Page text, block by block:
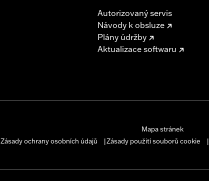
Autorizovaný servis
Návody k obsluze
Plány údržby
Aktualizace softwaru
Mapa stránek
Zásady ochrany osobních údajů Zásady použití souborů cookie